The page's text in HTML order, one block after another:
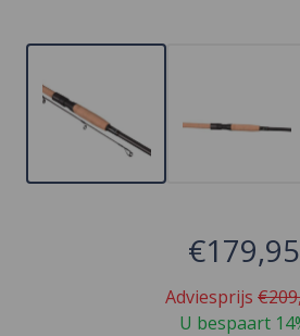
€179,95
Adviesprijs
U bespaart